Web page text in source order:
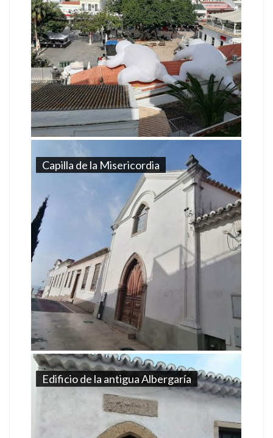
Capilla de la Misericordia
Edificio de la antigua Albergaría